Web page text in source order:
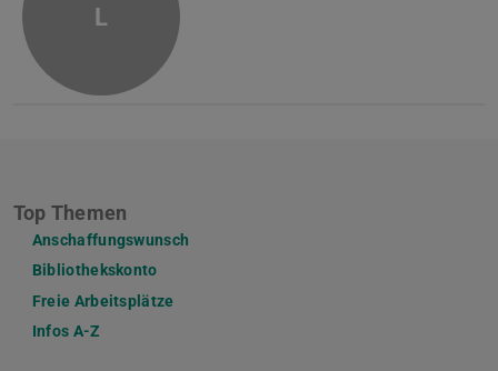
L
Top Themen
Anschaffungswunsch
Bibliothekskonto
Freie Arbeitsplätze
Infos A-Z